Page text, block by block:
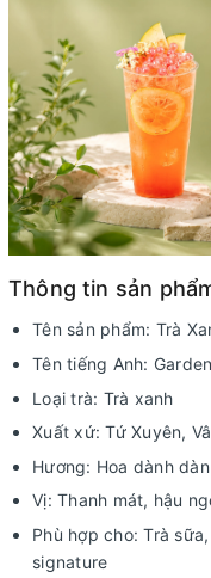
Thông tin sản
Tên sản phẩm: Trà
Tên tiếng Anh:
Loại trà: Trà xanh
Xuất xứ: Tứ Xuyên,
Hương: Hoa dành
Vị: Thanh mát, hậu
Phù hợp cho: Trà
signature